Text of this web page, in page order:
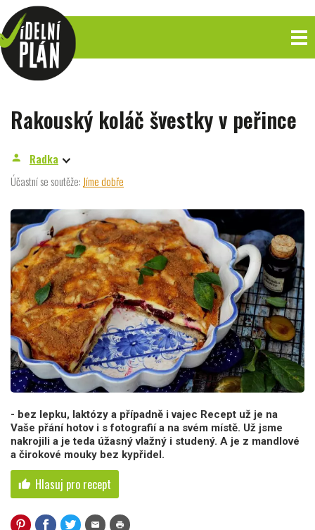
Rakouský koláč švestky v peřince
person
Radka
Účastní se soutěže: Jíme dobře
- bez lepku, laktózy a případně i vajec Recept už je na
Vaše přání hotov i s fotografií a na svém místě. Už jsme
nakrojili a je teda úžasný vlažný i studený. A je z mandlové
a čirokové mouky bez kypřidel.
thumb_up Hlasuj pro recept
mail print